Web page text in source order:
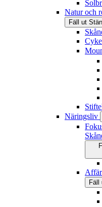
Natur och
Fäll ut
Näringsliv
Fäll